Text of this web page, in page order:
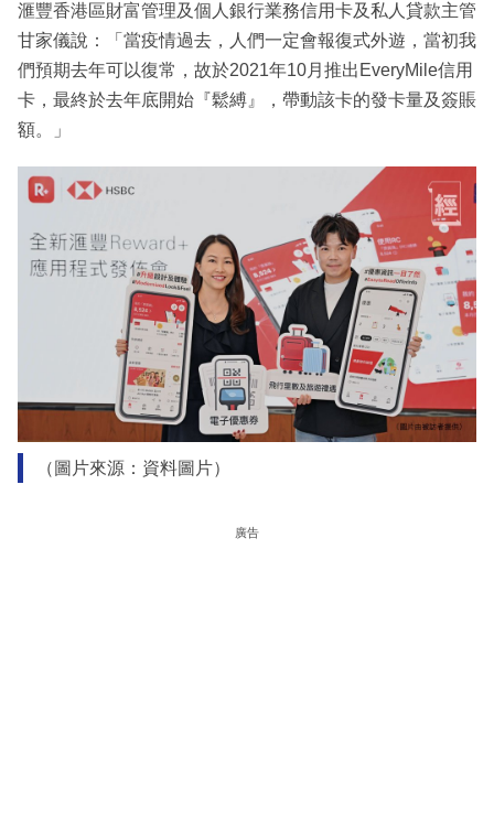
滙豐香港區財富管理及個人銀行業務信用卡及私人貸款主管
甘家儀說：「當疫情過去，人們一定會報復式外遊，當初我
們預期去年可以復常，故於2021年10月推出EveryMile信用
卡，最終於去年底開始『鬆縛』，帶動該卡的發卡量及簽賬
額。」
（圖片來源：資料圖片）
廣告